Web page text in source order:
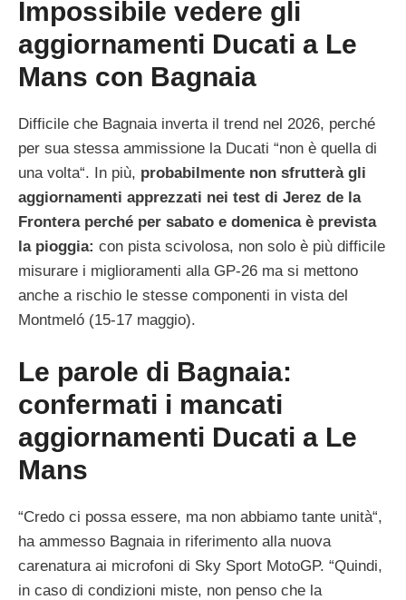
Impossibile vedere gli
aggiornamenti Ducati a Le
Mans con Bagnaia
Difficile che Bagnaia inverta il trend nel 2026, perché
per sua stessa ammissione la Ducati “non è quella di
una volta“. In più, probabilmente non sfrutterà gli
aggiornamenti apprezzati nei test di Jerez de la
Frontera perché per sabato e domenica è prevista
la pioggia: con pista scivolosa, non solo è più difficile
misurare i miglioramenti alla GP-26 ma si mettono
anche a rischio le stesse componenti in vista del
Montmeló (15-17 maggio).
Le parole di Bagnaia:
confermati i mancati
aggiornamenti Ducati a Le
Mans
“Credo ci possa essere, ma non abbiamo tante unità“,
ha ammesso Bagnaia in riferimento alla nuova
carenatura ai microfoni di Sky Sport MotoGP. “Quindi,
in caso di condizioni miste, non penso che la